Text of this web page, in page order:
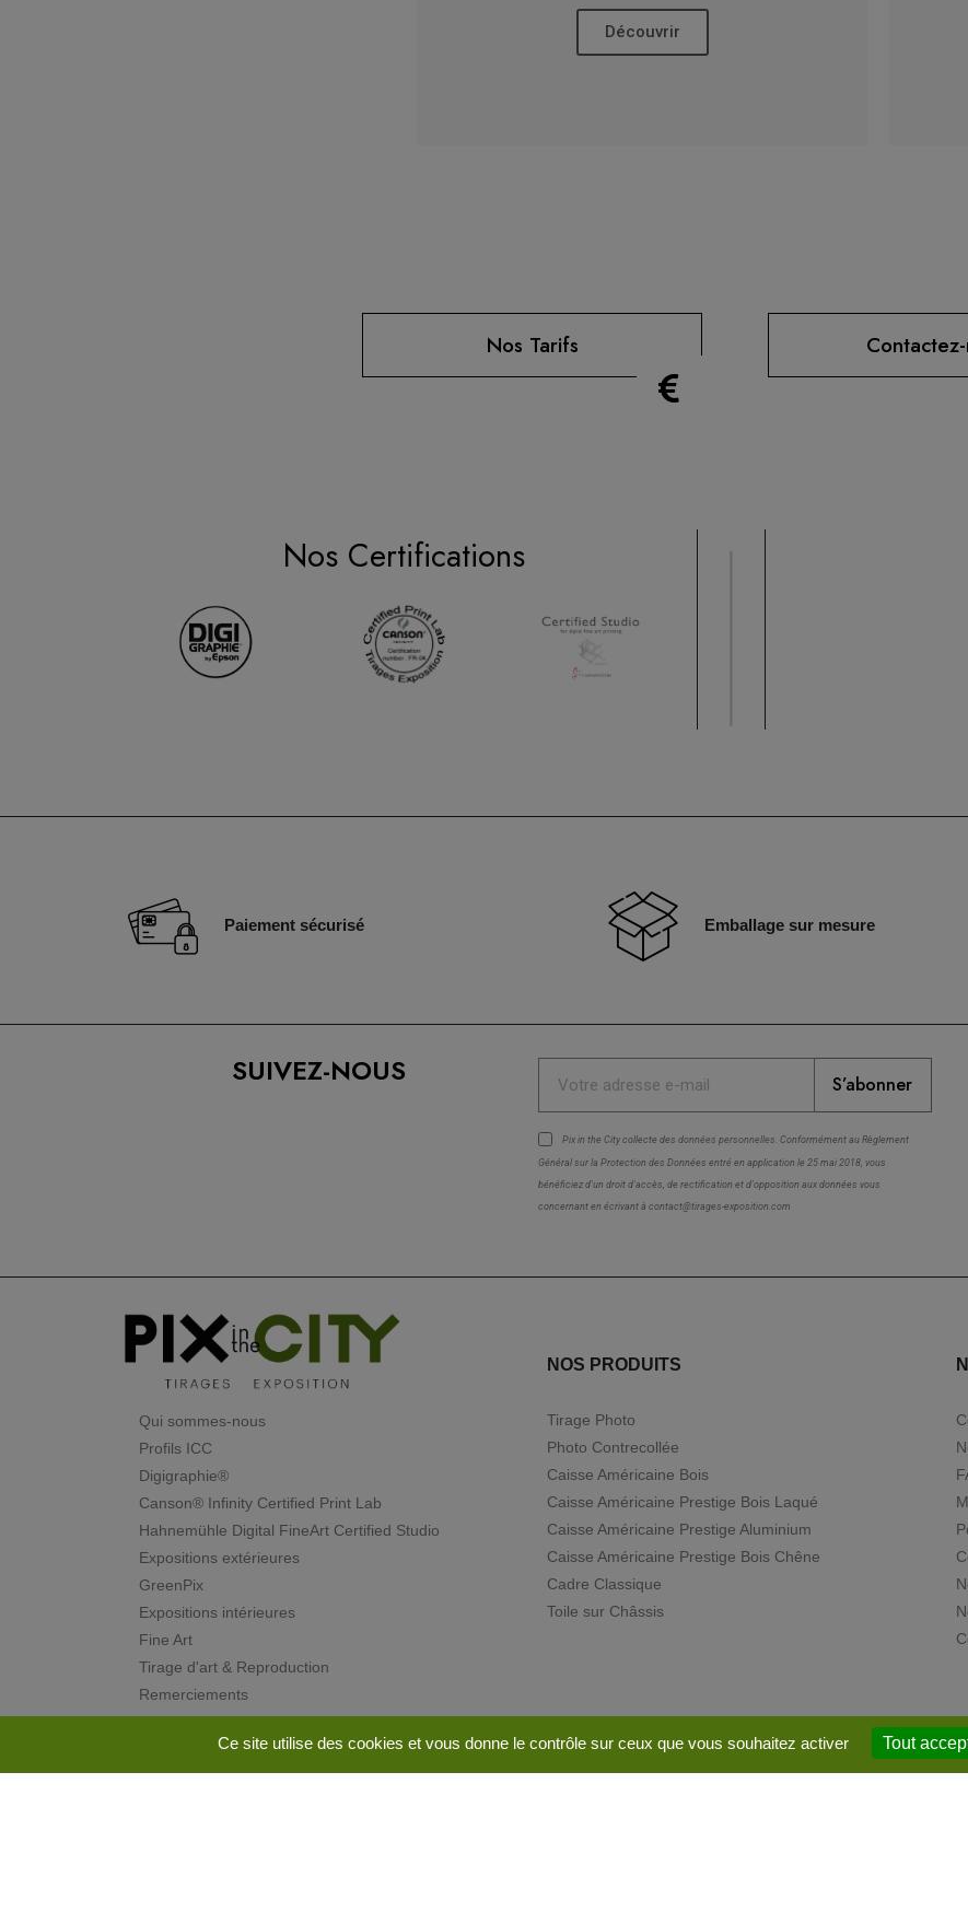
Découvrir
Nos Tarifs
Nos Certifications
Paiement sécurisé Emballage sur mesure
SUIVEZ-NOUS S’abonner
Pix in the City collecte des données personnelles . Conformément au Règlement
Général sur la Protection des Données entré en application le 25 mai 2018, vous
bénéficiez d'un droit d'accès, de rectification et d'opposition aux données vous
concernant en écrivant à contact@tirages-exposition.com
Qui sommes-nous
Profils ICC
Digigraphie®
Canson® Infinity Certified Print Lab
Hahnemühle Digital FineArt Certified Studio
Expositions extérieures
GreenPix
Expositions intérieures
Fine Art
Tirage d'art & Reproduction
Remerciements
NOS PRODUITS
Tirage Photo
Photo Contrecollée
Caisse Américaine Bois
Caisse Américaine Prestige Bois Laqué
Caisse Américaine Prestige Aluminium
Caisse Américaine Prestige Bois Chêne
Cadre Classique
Toile sur Châssis
© 2024 - e-declic-Plan du site
Ce site utilise des cookies et vous donne le contrôle sur ceux que vous souhaitez activer Tout